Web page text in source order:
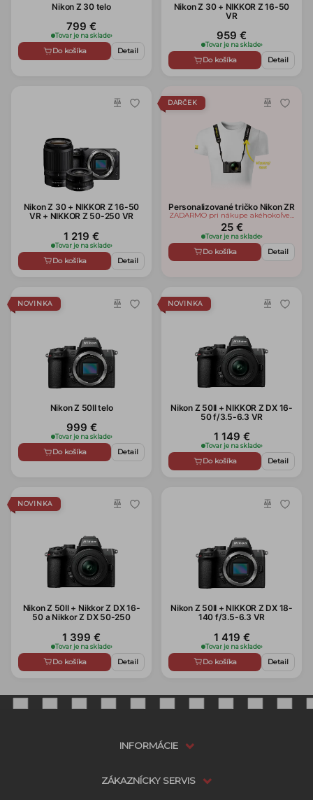
Nikon Z 30 telo
799 €
Tovar je na sklade›
Do košíka Detail
Nikon Z 30 + NIKKOR Z 16-50
VR
959 €
Tovar je na sklade›
Do košíka Detail
Nikon Z 30 + NIKKOR Z 16-50
VR + NIKKOR Z 50-250 VR
1 219 €
Tovar je na sklade›
Do košíka Detail
DARČEK
Personalizované tričko Nikon ZR
ZADARMO pri nákupe akéhokoľvek
tovaru zn. Nikon/Nikkor
25 €
Tovar je na sklade›
Do košíka Detail
NOVINKA
Nikon Z 50II telo
999 €
Tovar je na sklade›
Do košíka Detail
NOVINKA
Nikon Z 50II + NIKKOR Z DX 16-
50 f/3.5-6.3 VR
1 149 €
Tovar je na sklade›
Do košíka Detail
NOVINKA
Nikon Z 50II + Nikkor Z DX 16-
50 a Nikkor Z DX 50-250
1 399 €
Tovar je na sklade›
Do košíka Detail
Nikon Z 50II + NIKKOR Z DX 18-
140 f/3.5-6.3 VR
1 419 €
Tovar je na sklade›
Do košíka Detail
INFORMÁCIE
ZÁKAZNÍCKY SERVIS